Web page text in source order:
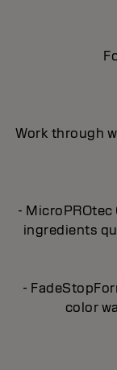
Work through
-
ingredients
-
color